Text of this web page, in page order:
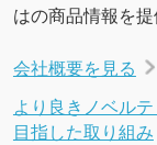
はの商品情報を
会社概要を見る
より良きノベル
目指した取り組み